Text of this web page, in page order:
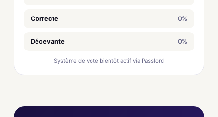
Correcte 0%
Décevante 0%
Système de vote bientôt actif via Passlord